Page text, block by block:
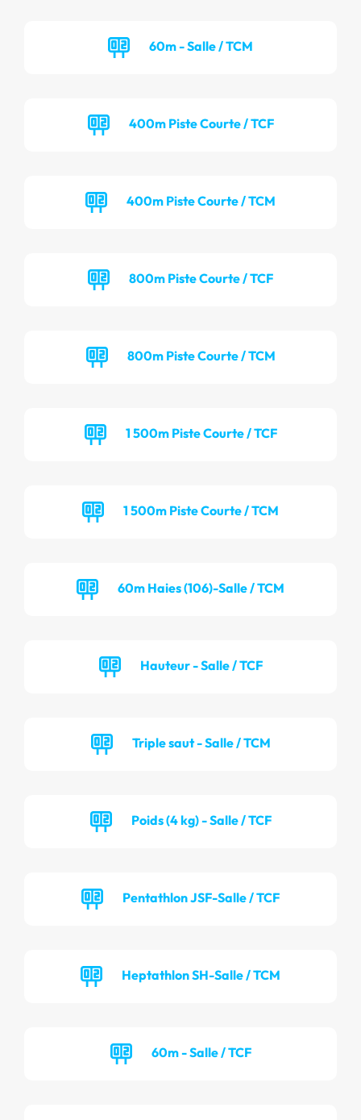
60m - Salle / TCM
400m Piste Courte / TCF
400m Piste Courte / TCM
800m Piste Courte / TCF
800m Piste Courte / TCM
1 500m Piste Courte / TCF
1 500m Piste Courte / TCM
60m Haies (106)-Salle / TCM
Hauteur - Salle / TCF
Triple saut - Salle / TCM
Poids (4 kg) - Salle / TCF
Pentathlon JSF-Salle / TCF
Heptathlon SH-Salle / TCM
60m - Salle / TCF